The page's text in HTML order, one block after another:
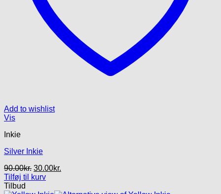
Add to wishlist
Vis
Inkie
Silver Inkie
90.00kr. Den
oprindelige
30.00kr.
Tilføj til kurv
Tilbud